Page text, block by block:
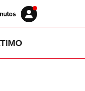
Iniciar
sesión